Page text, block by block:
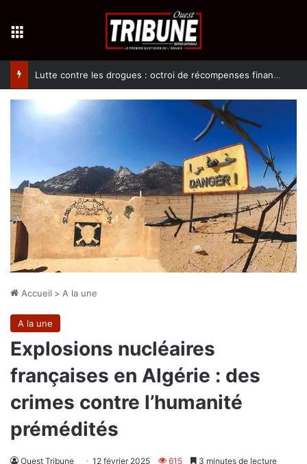
Lutte contre les drogues : octroi de récompenses financières aux dénonciateurs de trafiquants
Accueil > A la une
A la une
Explosions nucléaires
françaises en Algérie : des
crimes contre l’humanité
prémédités
Ouest Tribune 12 février 2025 615 3 minutes de lecture